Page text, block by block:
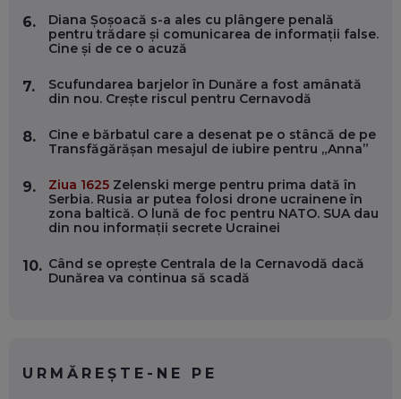
OLIVIU MATEI, HOLISUN: SOFTWARE DE LA CLUJ PENTRU
WASHINGTON, OCHELARI INTELIGENȚI ȘI FERME
EP. 54
VALENTIN VANCEA, CEO AL PATRIA BANK: AUTOMATIZĂM
PROCESE, DAR CE FACEM CÂND PICĂ BAZA DE DATE, LA
INSTITUȚIILE STATULUI?
VOICU OPREAN (AROBS): CUM CONSTRUIEȘTI O COMPANIE
GLOBALĂ, FĂRĂ SĂ PIERZI LEGĂTURA CU COMUNITATEA
EP. 52
6.
Diana Șoșoacă s-a ales cu plângere penală
pentru trădare și comunicarea de informații false.
Cine și de ce o acuză
7.
Scufundarea barjelor în Dunăre a fost amânată
din nou. Crește riscul pentru Cernavodă
8.
Cine e bărbatul care a desenat pe o stâncă de pe
Transfăgărășan mesajul de iubire pentru „Anna”
9. Ziua 1625 Zelenski merge pentru prima dată în
Serbia. Rusia ar putea folosi drone ucrainene în
zona baltică. O lună de foc pentru NATO. SUA dau
din nou informații secrete Ucrainei
10. Când se oprește Centrala de la Cernavodă dacă
Dunărea va continua să scadă
URMĂREȘTE-NE PE